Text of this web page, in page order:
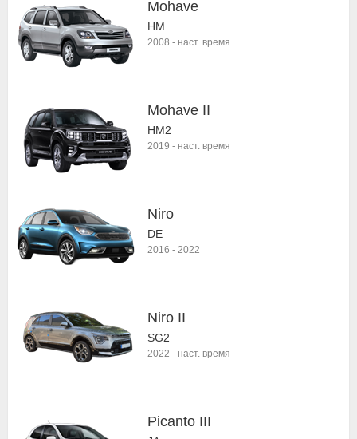
Mohave
HM
2008 - наст. время
Mohave II
HM2
2019 - наст. время
Niro
DE
2016 - 2022
Niro II
SG2
2022 - наст. время
Picanto III